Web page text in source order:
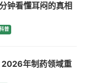
钟看懂耳闷的真相
普
2026年制药领域重